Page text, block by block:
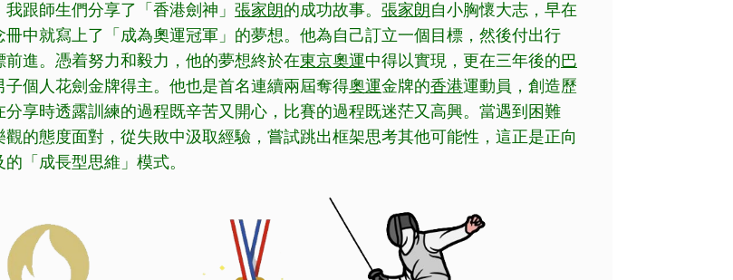
跟師生們分享了「香港劍神」 張家朗 的成功故事。 張家朗 自小胸懷大志，早在
冊中就寫上了「成為奧運冠軍」的夢想。他為自己訂立一個目標，然後付出行
前進。憑着努力和毅力，他的夢想終於在東京奧運中得以實現，更在三年後的 巴
子個人花劍金牌得主。他也是首名連續兩屆奪得奧運金牌的香港運動員，創造歷
分享時透露訓練的過程既辛苦又開心，比賽的過程既迷茫又高興。當遇到困難
觀的態度面對，從失敗中汲取經驗，嘗試跳出框架思考其他可能性，這正是正向
「成長型思維」模式。